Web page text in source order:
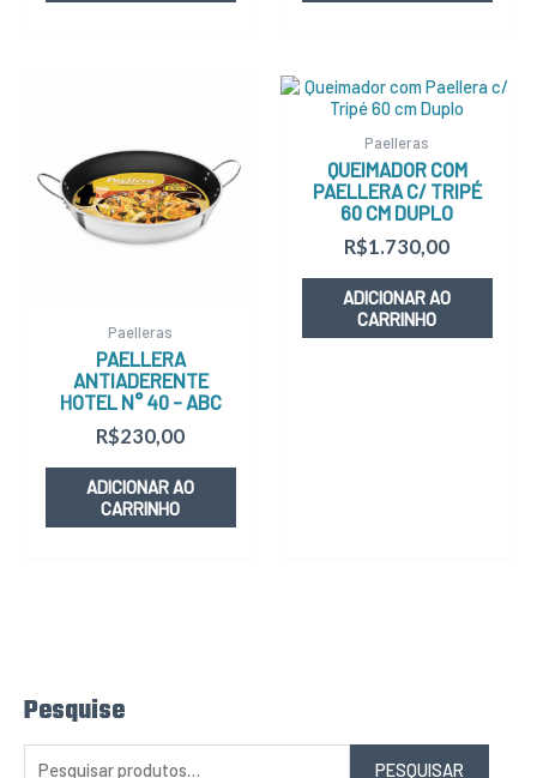
Pesquise
P
e
PESQUISAR
Paelleras
PAELLERA
ANTIADERENTE
HOTEL N° 40 – ABC
R$230,00
ADICIONAR AO
CARRINHO
Paelleras
QUEIMADOR COM
PAELLERA C/ TRIPÉ
60 CM DUPLO
R$1.730,00
ADICIONAR AO
CARRINHO